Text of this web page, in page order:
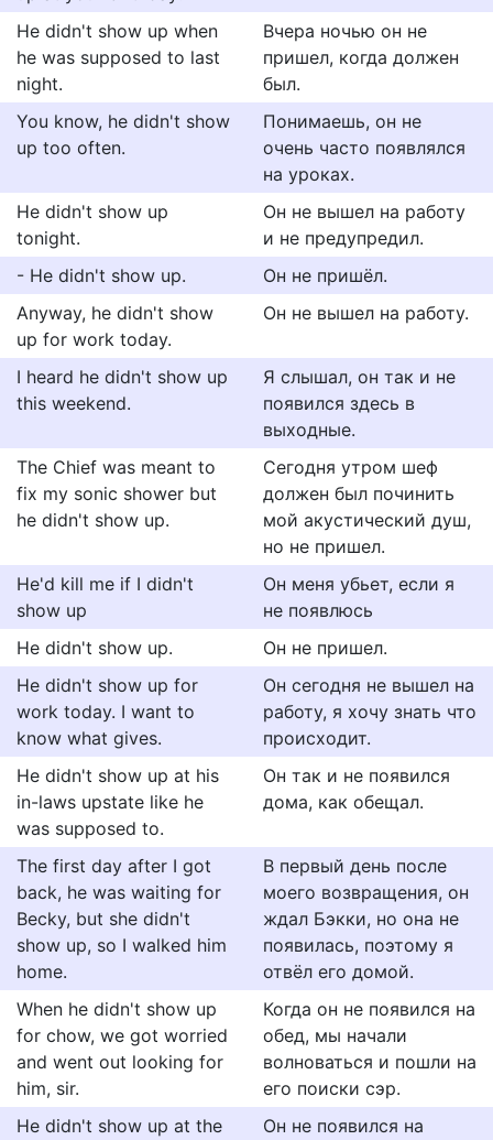
He didn't show up when
he was supposed to last
night.
Вчера ночью он не
пришел, когда должен
был.
You know, he didn't show
up too often.
Понимаешь, он не
очень часто появлялся
на уроках.
He didn't show up
tonight.
Он не вышел на работу
и не предупредил.
- He didn't show up.
Он не пришёл.
Anyway, he didn't show
up for work today.
Он не вышел на работу.
I heard he didn't show up
this weekend.
Я слышал, он так и не
появился здесь в
выходные.
The Chief was meant to
fix my sonic shower but
he didn't show up.
Сегодня утром шеф
должен был починить
мой акустический душ,
но не пришел.
He'd kill me if I didn't
show up
Он меня убьет, если я
не появлюсь
He didn't show up.
Он не пришел.
He didn't show up for
work today. I want to
know what gives.
Он сегодня не вышел на
работу, я хочу знать что
происходит.
He didn't show up at his
in-laws upstate like he
was supposed to.
Он так и не появился
дома, как обещал.
The first day after I got
back, he was waiting for
Becky, but she didn't
show up, so I walked him
home.
В первый день после
моего возвращения, он
ждал Бэкки, но она не
появилась, поэтому я
отвёл его домой.
When he didn't show up
for chow, we got worried
and went out looking for
him, sir.
Когда он не появился на
обед, мы начали
волноваться и пошли на
его поиски сэр.
He didn't show up at the
Он не появился на